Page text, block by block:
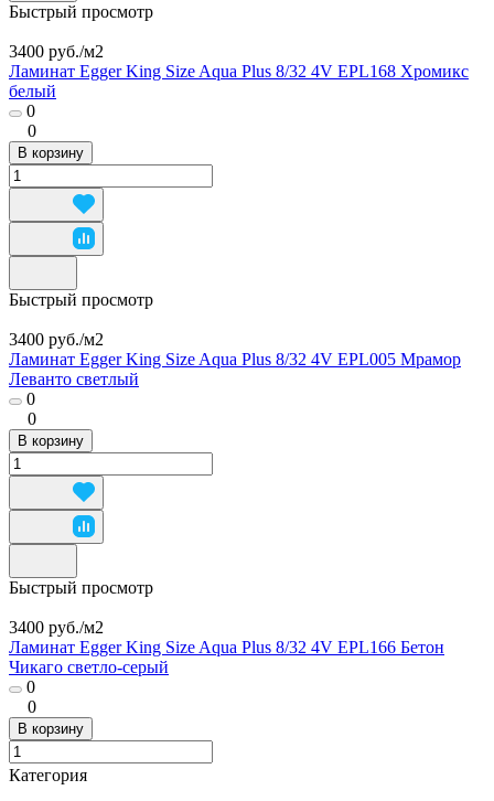
Быстрый просмотр
3400 руб./м2
Ламинат Egger King Size Aqua Plus 8/32 4V EPL168 Хромикс
белый
0
0
В корзину
Быстрый просмотр
3400 руб./м2
Ламинат Egger King Size Aqua Plus 8/32 4V EPL005 Мрамор
Леванто светлый
0
0
В корзину
Быстрый просмотр
3400 руб./м2
Ламинат Egger King Size Aqua Plus 8/32 4V EPL166 Бетон
Чикаго светло-серый
0
0
В корзину
Категория